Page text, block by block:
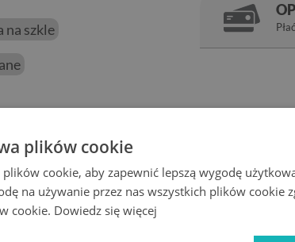
na szkle
ścian w pokoju. Połysk jaki daje szkło plus
Ekspresowa
plików cookie
cookie, aby zapewnić lepszą wygodę
na używanie przez nas wszystkich plików cookie
cookie. Dowiedz się więcej